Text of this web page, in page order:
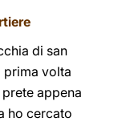
di san
prima volta
appena
ho cercato